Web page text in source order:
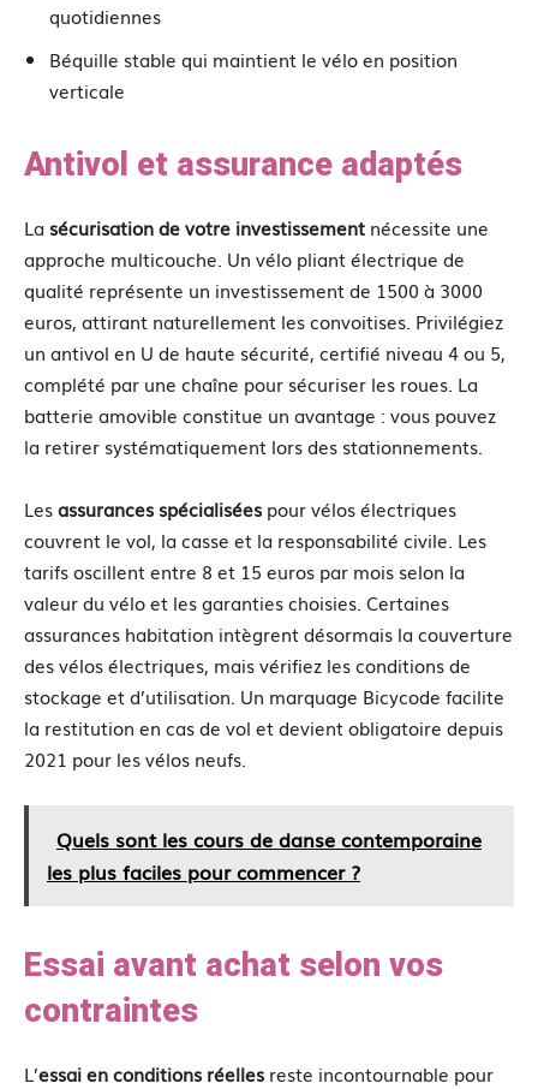
quotidiennes
Béquille stable qui maintient le vélo en position
verticale
Antivol et assurance adaptés
La sécurisation de votre investissement nécessite une
approche multicouche. Un vélo pliant électrique de
qualité représente un investissement de 1500 à 3000
euros, attirant naturellement les convoitises. Privilégiez
un antivol en U de haute sécurité, certifié niveau 4 ou 5,
complété par une chaîne pour sécuriser les roues. La
batterie amovible constitue un avantage : vous pouvez
la retirer systématiquement lors des stationnements.
Lesassurances spécialisées pour vélos électriques
couvrent le vol, la casse et la responsabilité civile. Les
tarifs oscillent entre 8 et 15 euros par mois selon la
valeur du vélo et les garanties choisies. Certaines
assurances habitation intègrent désormais la couverture
des vélos électriques, mais vérifiez les conditions de
stockage et d’utilisation. Un marquage Bicycode facilite
la restitution en cas de vol et devient obligatoire depuis
2021 pour les vélos neufs.
Quels sont les cours de danse contemporaine
les plus faciles pour commencer ?
Essai avant achat selon vos
contraintes
L’essai en conditions réelles reste incontournable pour